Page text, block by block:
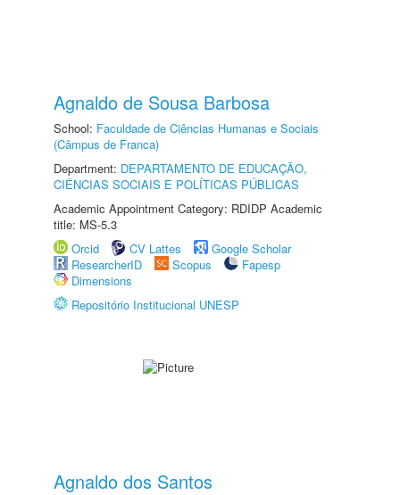
Agnaldo de Sousa Barbosa
School: Faculdade de Ciências Humanas e Sociais
(Câmpus de Franca)
Department: DEPARTAMENTO DE EDUCAÇÃO,
CIÊNCIAS SOCIAIS E POLÍTICAS PÚBLICAS
Academic Appointment Category: RDIDP Academic
title: MS-5.3
Orcid
CV Lattes
Google Scholar
ResearcherID
Scopus
Fapesp
Dimensions
Repositório Institucional UNESP
Agnaldo dos Santos